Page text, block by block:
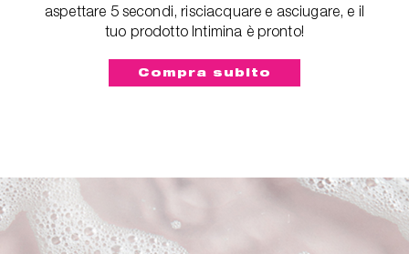
aspettare 5 secondi, risciacquare e asciugare, e il
tuo prodotto Intimina è pronto!
Compra subito